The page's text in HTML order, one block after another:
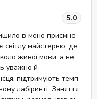
5.0
в мене приємне
майстерню, де
живої мови, а не
уважно й
підтримують темп
лабіринті. Заняття